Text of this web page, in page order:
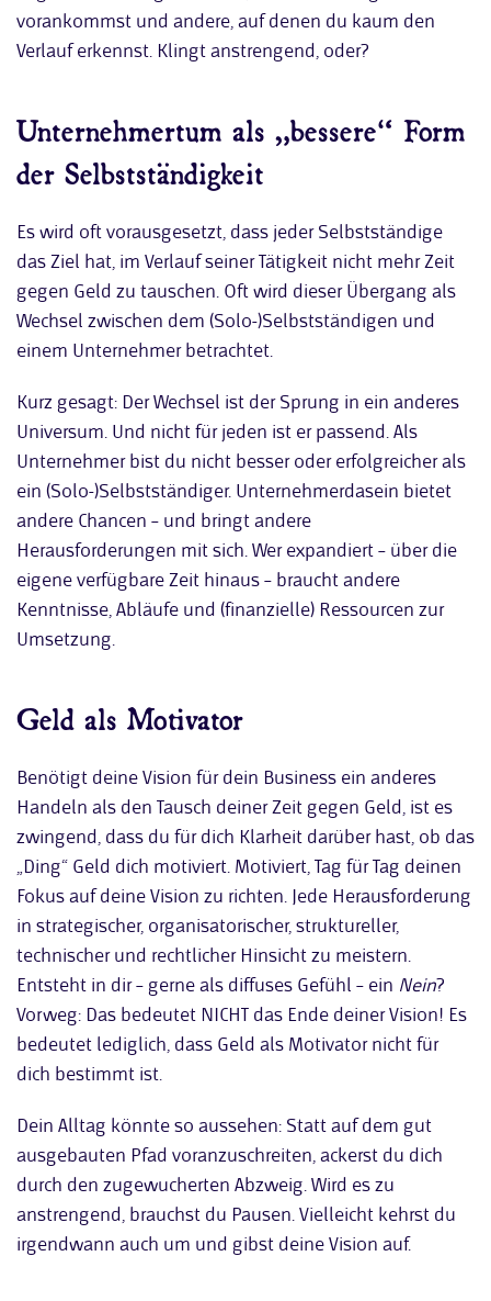
vorankommst und andere, auf denen du kaum den
Verlauf erkennst. Klingt anstrengend, oder?
Unternehmertum als „bessere“ Form
der Selbstständigkeit
Es wird oft vorausgesetzt, dass jeder Selbstständige
das Ziel hat, im Verlauf seiner Tätigkeit nicht mehr Zeit
gegen Geld zu tauschen. Oft wird dieser Übergang als
Wechsel zwischen dem (Solo-)Selbstständigen und
einem Unternehmer betrachtet.
Kurz gesagt: Der Wechsel ist der Sprung in ein anderes
Universum. Und nicht für jeden ist er passend. Als
Unternehmer bist du nicht besser oder erfolgreicher als
ein (Solo-)Selbstständiger. Unternehmerdasein bietet
andere Chancen – und bringt andere
Herausforderungen mit sich. Wer expandiert – über die
eigene verfügbare Zeit hinaus – braucht andere
Kenntnisse, Abläufe und (finanzielle) Ressourcen zur
Umsetzung.
Geld als Motivator
Benötigt deine Vision für dein Business ein anderes
Handeln als den Tausch deiner Zeit gegen Geld, ist es
zwingend, dass du für dich Klarheit darüber hast, ob das
„Ding“ Geld dich motiviert. Motiviert, Tag für Tag deinen
Fokus auf deine Vision zu richten. Jede Herausforderung
in strategischer, organisatorischer, struktureller,
technischer und rechtlicher Hinsicht zu meistern.
Entsteht in dir – gerne als diffuses Gefühl – ein Nein?
Vorweg: Das bedeutet NICHT das Ende deiner Vision! Es
bedeutet lediglich, dass Geld als Motivator nicht für
dich bestimmt ist.
Dein Alltag könnte so aussehen: Statt auf dem gut
ausgebauten Pfad voranzuschreiten, ackerst du dich
durch den zugewucherten Abzweig. Wird es zu
anstrengend, brauchst du Pausen. Vielleicht kehrst du
irgendwann auch um und gibst deine Vision auf.